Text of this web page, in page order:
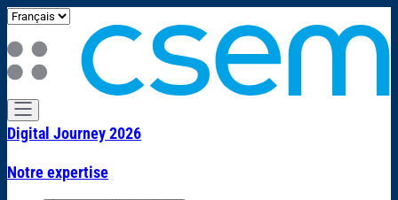
Digital Journey 2026
Notre expertise